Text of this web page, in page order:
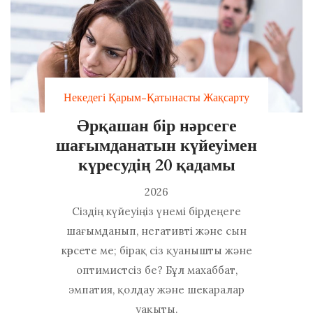
Некедегі Қарым-Қатынасты Жақсарту
Әрқашан бір нәрсеге
шағымданатын күйеуімен
күресудің 20 қадамы
2026
Сіздің күйеуіңіз үнемі бірдеңеге
шағымданып, негативті және сын
көрсете ме; бірақ сіз қуанышты және
оптимистсіз бе? Бұл махаббат,
эмпатия, қолдау және шекаралар
уақыты.